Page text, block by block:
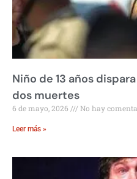
Niño de 13 años
dos muertes
6 de mayo, 2026 No hay
Leer más »